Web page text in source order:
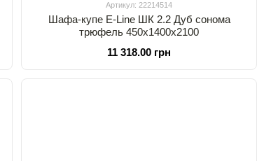
Артикул: 22214514
Шафа-купе E-Line ШК 2.2 Дуб сонома
трюфель 450x1400х2100
11 318.00 грн